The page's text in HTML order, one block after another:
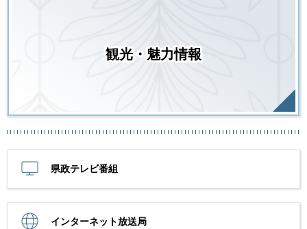
観光・魅力情報
県政テレビ番組
インターネット放送局